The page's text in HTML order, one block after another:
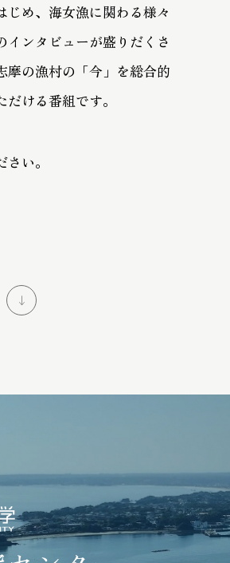
じめ、海女漁に関わる様々
インタビューが盛りだくさ
摩の漁村の「今」を総合的
だける番組です。
い。
三重大学海女研究センター